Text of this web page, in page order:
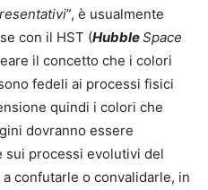
”, è usualmente
con il HST (HubbleSpace
il concetto che i colori
fedeli ai processi fisici
quindi i colori che
dovranno essere
sui processi evolutivi del
confutarle o convalidarle, in